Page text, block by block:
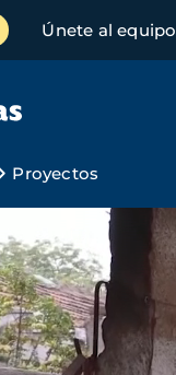
Únete al equipo
Proyectos